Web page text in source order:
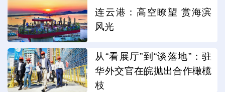
连云港：高空瞭望 赏海滨
风光
从“看展厅”到“谈落地”：驻
华外交官在皖抛出合作橄榄
枝